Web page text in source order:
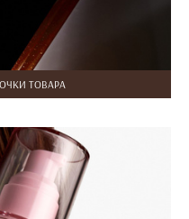
ТОВАРА